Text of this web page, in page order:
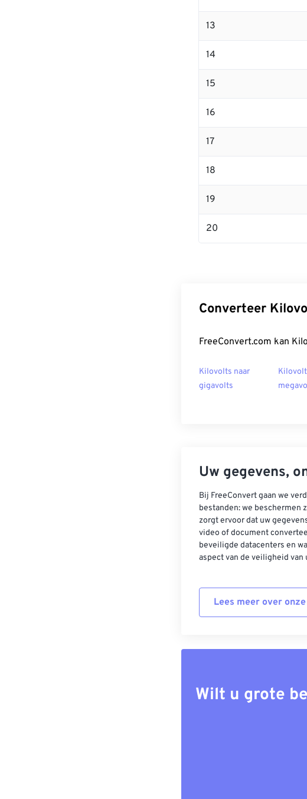
13
14
15
16
17
18
19
20
Converteer
FreeConvert.com kan
Kilovolts naar
gigavolts
Uw gegevens,
Bij FreeConvert gaan we
bestanden: we beschermen
zorgt ervoor dat uw
video of document
beveiligde datacenters en
aspect van de veiligheid van
Lees meer over
Wilt u grote